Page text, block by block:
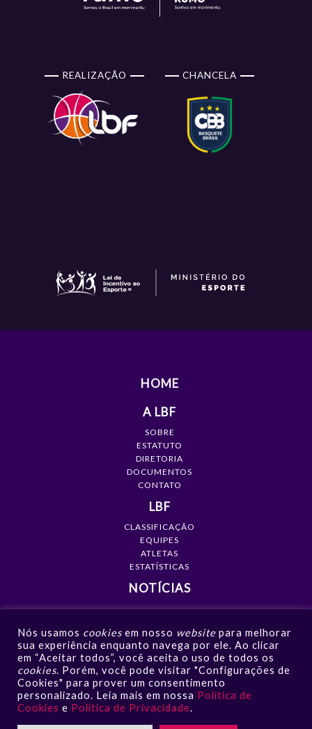
REALIZAÇÃO CHANCELA
HOME
A LBF
SOBRE
ESTATUTO
DIRETORIA
DOCUMENTOS
CONTATO
LBF
CLASSIFICAÇÃO
EQUIPES
ATLETAS
ESTATÍSTICAS
NOTÍCIAS
GALERIAS
VÍDEOS
NOTÍCIAS
CONTATO
Nós usamos cookies em nosso website para melhorar
sua experiência enquanto navega por ele. Ao clicar
em “Aceitar todos”, você aceita o uso de todos os
cookies. Porém, você pode visitar "Configurações de
Cookies" para prover um consentimento
personalizado. Leia mais em nossa Política de
Cookies e Política de Privacidade.